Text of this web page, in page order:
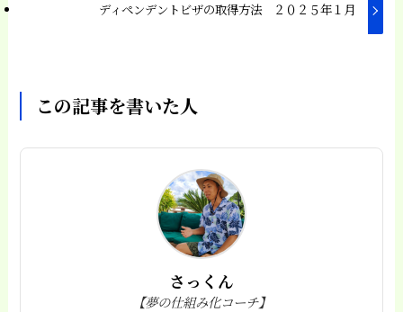
ディペンデントビザの取得方法 ２０２５年１月
この記事を書いた人
さっくん
【夢の仕組み化コーチ】